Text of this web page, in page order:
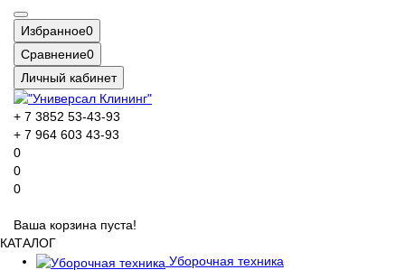
Избранное0
Сравнение0
Личный кабинет
+ 7 3852 53-43-93
+ 7 964 603 43-93
0
0
0
Ваша корзина пуста!
КАТАЛОГ
Уборочная техника